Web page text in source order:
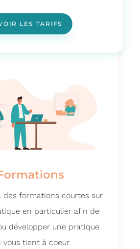
des formations courtes sur
en particulier afin de
développer une pratique
vous tient à coeur.
LES TARIFS